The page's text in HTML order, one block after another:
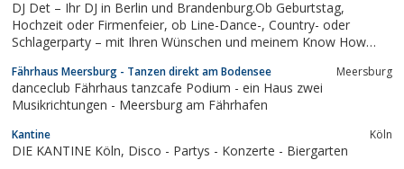
DJ Det – Ihr DJ in Berlin und Brandenburg.Ob Geburtstag,
Hochzeit oder Firmenfeier, ob Line-Dance-, Country- oder
Schlagerparty – mit Ihren Wünschen und meinem Know How
Fährhaus Meersburg - Tanzen direkt am Bodensee Meersburg
danceclub Fährhaus tanzcafe Podium - ein Haus zwei
Musikrichtungen - Meersburg am Fährhafen
Kantine Köln
DIE KANTINE Köln, Disco - Partys - Konzerte - Biergarten